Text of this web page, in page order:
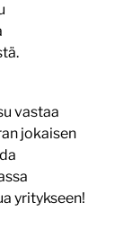
vastaa
jokaisen
yritykseen!